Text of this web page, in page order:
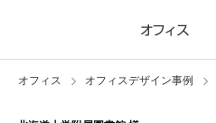
オフィス
オフィス オフィスデザイン事例